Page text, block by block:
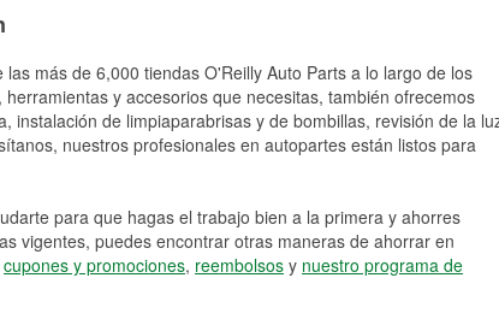
las más de 6,000 tiendas O'Reilly Auto Parts a lo largo de los
y accesorios que necesitas, también ofrecemos
instalación de limpiaparabrisas y de bombillas, revisión de la
nuestros profesionales en autopartes están listos para
para que hagas el trabajo bien a la primera y ahorres
vigentes, puedes encontrar otras maneras de ahorrar en
cupones y promociones, reembolsos y nuestro programa de